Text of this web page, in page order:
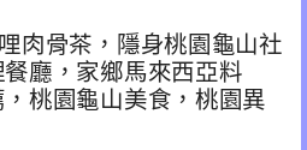
肉骨茶，隱身桃園龜山社
廳，家鄉馬來西亞料
桃園龜山美食，桃園異